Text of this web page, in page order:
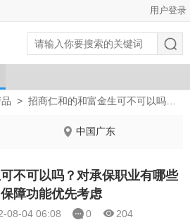
用户登录
> 招商仁和的和富金生可不可以吗？对承保职业有哪些要求？保障功能优先考虑
中国广东
不可以吗？对承保职业有哪些
障功能优先考虑
08-04 06:08 0 204